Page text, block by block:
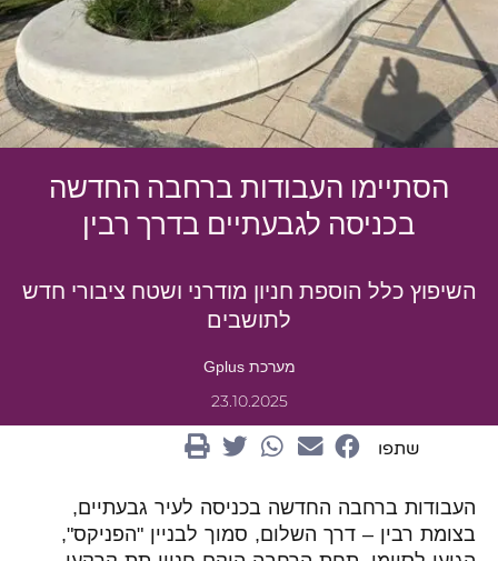
הסתיימו העבודות ברחבה החדשה
בכניסה לגבעתיים בדרך רבין
השיפוץ כלל הוספת חניון מודרני ושטח ציבורי חדש
לתושבים
מערכת Gplus
23.10.2025
שתפו
העבודות ברחבה החדשה בכניסה לעיר גבעתיים,
בצומת רבין – דרך השלום, סמוך לבניין "הפניקס",